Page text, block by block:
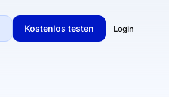
Kostenlos testen Login